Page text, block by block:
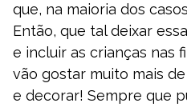
que, na maioria dos
Então, que tal deixar
e incluir as crianças nas
vão gostar muito mais
e decorar! Sempre que